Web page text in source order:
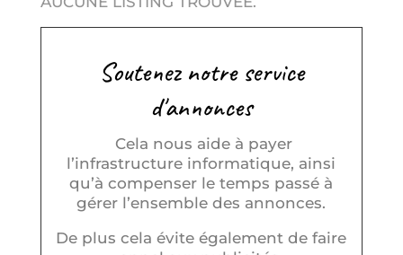
Soutenez notre service
d'annonces
Cela nous aide à payer
l’infrastructure informatique, ainsi
qu’à compenser le temps passé à
gérer l’ensemble des annonces.
De plus cela évite également de faire